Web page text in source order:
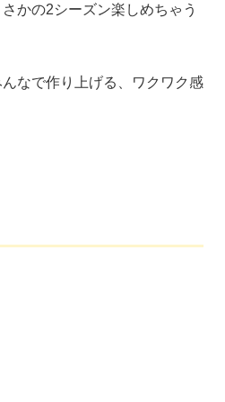
かの2シーズン楽しめちゃう
なで作り上げる、ワクワク感